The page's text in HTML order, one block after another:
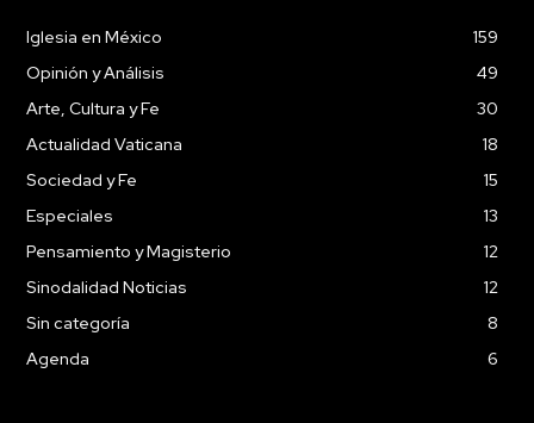
Iglesia en México
159
Opinión y Análisis
49
Arte, Cultura y Fe
30
Actualidad Vaticana
18
Sociedad y Fe
15
Especiales
13
Pensamiento y Magisterio
12
Sinodalidad Noticias
12
Sin categoría
8
Agenda
6